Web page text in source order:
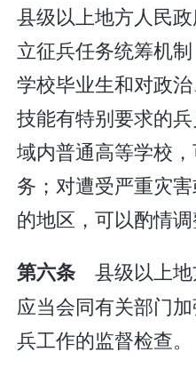
县级以上地方人民
立征兵任务统筹机
学校毕业生和对政
技能有特别要求的
域内普通高等学校
务；对遭受严重灾
的地区，可以酌情调
第六条 县级以上地
应当会同有关部门
兵工作的监督检查。